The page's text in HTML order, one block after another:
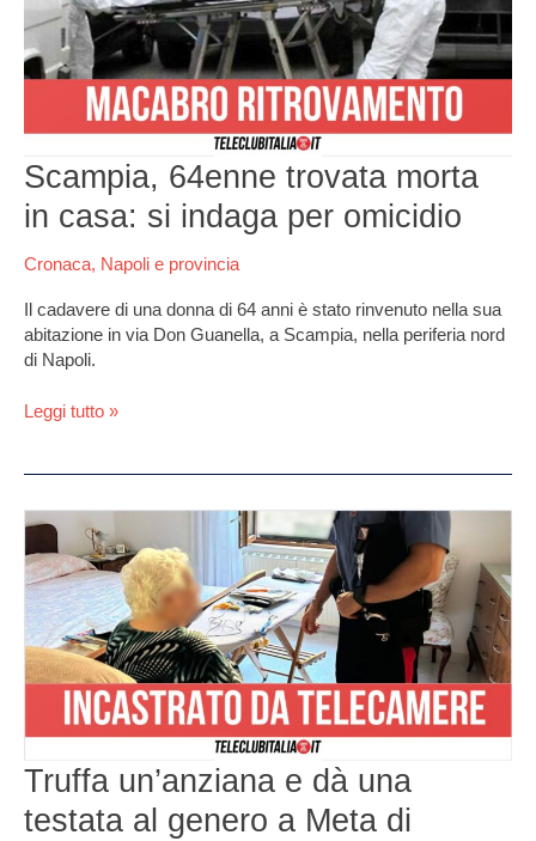
Scampia, 64enne trovata morta
in casa: si indaga per omicidio
Cronaca, Napoli e provincia
Il cadavere di una donna di 64 anni è stato rinvenuto nella sua
abitazione in via Don Guanella, a Scampia, nella periferia nord
di Napoli.
casa:
si
Leggi tutto »
Truffa un’anziana e dà una
testata al genero a Meta di
Truffa
un’anziana
e
dà
una
testata
al
genero
di
Sorrento:
arrestato